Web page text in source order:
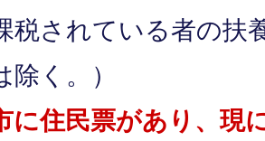
税されている者の扶
除く。）
に住民票があり、現